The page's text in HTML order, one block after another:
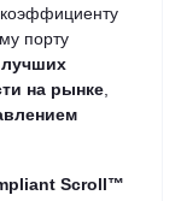
порту
на рынке
Scroll™